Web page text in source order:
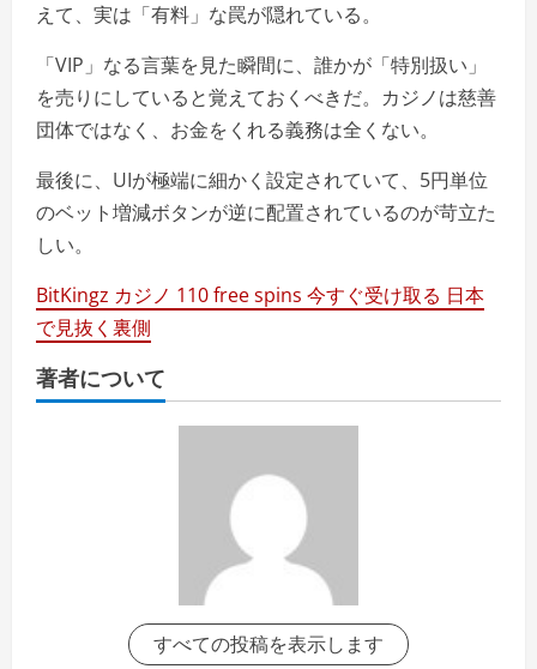
えて、実は「有料」な罠が隠れている。
「VIP」なる言葉を見た瞬間に、誰かが「特別扱い」
を売りにしていると覚えておくべきだ。カジノは慈善
団体ではなく、お金をくれる義務は全くない。
最後に、UIが極端に細かく設定されていて、5円単位
のベット増減ボタンが逆に配置されているのが苛立た
しい。
BitKingz カジノ 110 free spins 今すぐ受け取る 日本
で見抜く裏側
著者について
すべての投稿を表示します